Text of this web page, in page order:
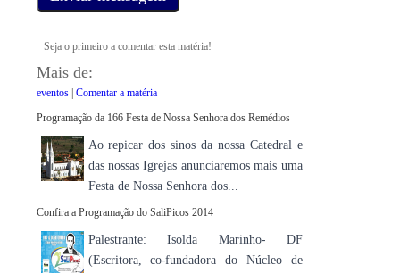
Seja o primeiro a comentar esta matéria!
Mais de:
eventos| Comentar a matéria
Programação da 166 Festa de Nossa Senhora dos Remédios
Ao repicar dos sinos da nossa Catedral e
das nossas Igrejas anunciaremos mais uma
Festa de Nossa Senhora dos...
Confira a Programação do SaliPicos 2014
Palestrante: Isolda Marinho- DF
(Escritora, co-fundadora do Núcleo de